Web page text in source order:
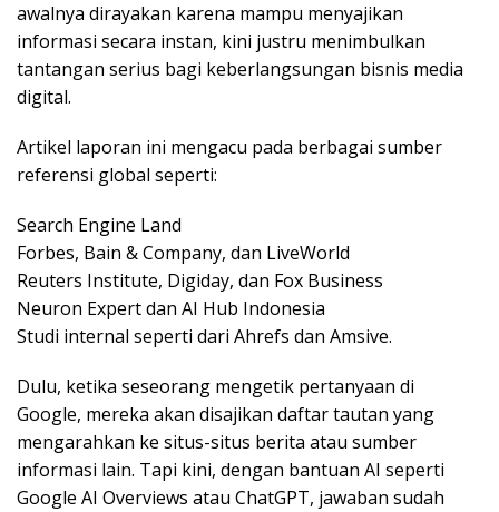
awalnya dirayakan karena mampu menyajikan
informasi secara instan, kini justru menimbulkan
tantangan serius bagi keberlangsungan bisnis media
digital.
Artikel laporan ini mengacu pada berbagai sumber
referensi global seperti:
Search Engine Land
Forbes, Bain & Company, dan LiveWorld
Reuters Institute, Digiday, dan Fox Business
Neuron Expert dan AI Hub Indonesia
Studi internal seperti dari Ahrefs dan Amsive.
Dulu, ketika seseorang mengetik pertanyaan di
Google, mereka akan disajikan daftar tautan yang
mengarahkan ke situs-situs berita atau sumber
informasi lain. Tapi kini, dengan bantuan AI seperti
Google AI Overviews atau ChatGPT, jawaban sudah